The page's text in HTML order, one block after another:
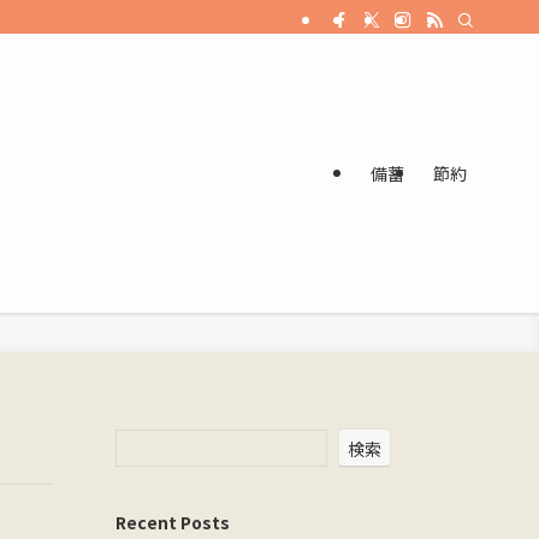
備蓄 節約
検索
Recent Posts